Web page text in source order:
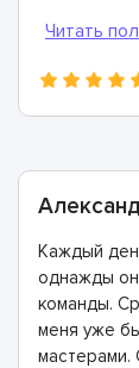
смазкой.
всем
Каждый
однажды он
команды.
меня уже
мастерами.